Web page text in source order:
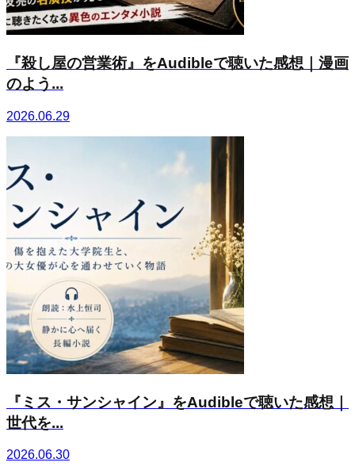
『殺し屋の営業術』をAudibleで聴いた感想｜漫画
のよう...
2026.06.29
『ミス・サンシャイン』をAudibleで聴いた感想｜
世代を...
2026.06.30